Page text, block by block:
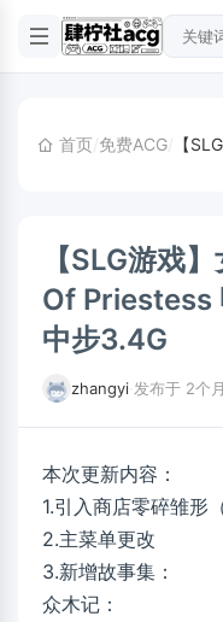
首页/免费ACG/
【SLG游戏
Of Priestess
中步3.4G
zhangyi 发布于 2个
本次更新内容：
1.引入商店零碎雏形
2.主菜单更改
3.新增故事集：
众木记：